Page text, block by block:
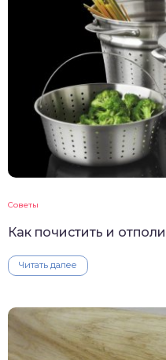
Советы
Как почистить и
Читать далее